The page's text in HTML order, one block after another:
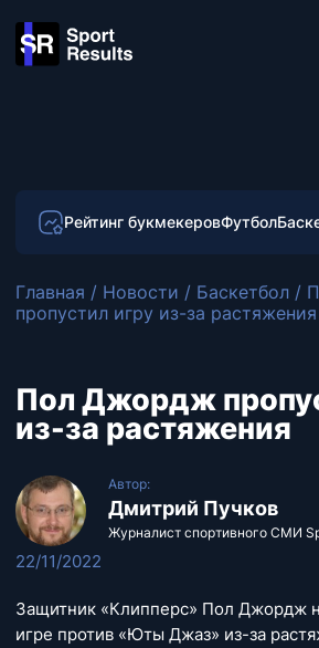
Рейтинг букмекеровФутбол
Главная / Новости / Баскетбол /
пропустил игру из-за растяжения
Пол Джордж
из-за растяжения
Автор:
Дмитрий Пучков
Журналист спортивного СМИ
22/11/2022
Защитник «Клипперс» Пол Джордж
игре против «Юты Джаз» из-за